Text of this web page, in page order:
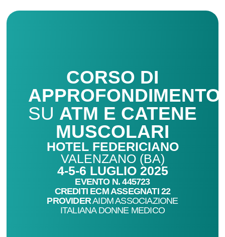
CORSO DI
APPROFONDIMENTO
SU ATM E CATENE
MUSCOLARI
HOTEL FEDERICIANO
VALENZANO (BA)
4-5-6 LUGLIO 2025
EVENTO N. 445723
CREDITI ECM ASSEGNATI 22
PROVIDERAIDM ASSOCIAZIONE
ITALIANA DONNE MEDICO